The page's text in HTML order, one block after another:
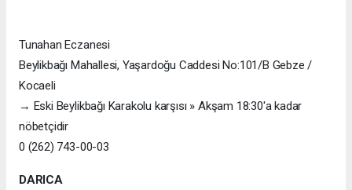
Tunahan Eczanesi
Beylikbağı Mahallesi, Yaşardoğu Caddesi No:101/B Gebze /
Kocaeli
→ Eski Beylikbağı Karakolu karşısı » Akşam 18:30'a kadar
nöbetçidir
0 (262) 743-00-03
DARICA